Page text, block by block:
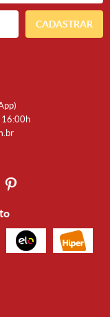
CADASTRAR
16:00h